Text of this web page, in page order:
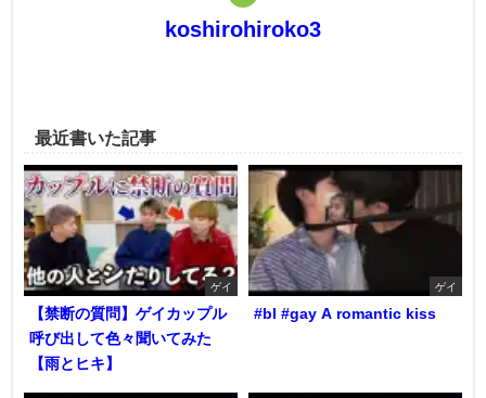
koshirohiroko3
最近書いた記事
ゲイ
【禁断の質問】ゲイカップル
呼び出して色々聞いてみた
【雨とヒキ】
ゲイ
#bl #gay A romantic kiss